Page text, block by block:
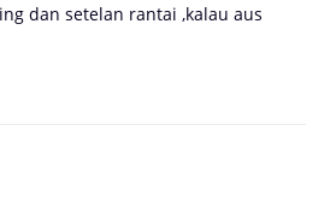
dan setelan rantai ,kalau aus